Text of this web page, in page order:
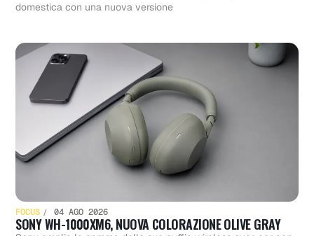
domestica con una nuova versione
FOCUS 04 AGO 2026
SONY WH-1000XM6, NUOVA COLORAZIONE OLIVE GRAY